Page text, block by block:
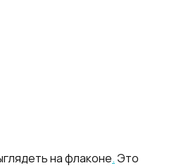
на флаконе. Это